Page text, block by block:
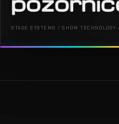
STAGE SYSTEMS / SHOW TECHNOLOGY